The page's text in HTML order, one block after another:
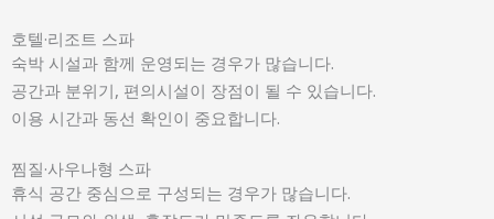
호텔·리조트 스파
숙박 시설과 함께 운영되는 경우가 많습니다.
공간과 분위기, 편의시설이 장점이 될 수 있습니다.
이용 시간과 동선 확인이 중요합니다.
찜질·사우나형 스파
휴식 공간 중심으로 구성되는 경우가 많습니다.